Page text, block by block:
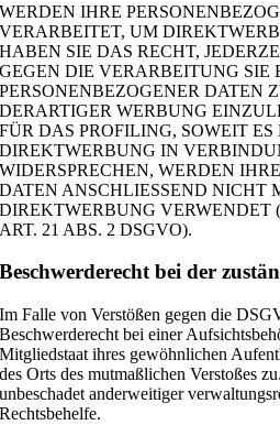
WERDEN IHRE
VERARBEITET, UM
HABEN SIE DAS RECHT,
GEGEN DIE VERARBEITUNG SIE
PERSONENBEZOGENER DATEN
DERARTIGER WERBUNG
FÜR DAS PROFILING, SOWEIT ES
DIREKTWERBUNG IN
WIDERSPRECHEN, WERDEN
DATEN ANSCHLIESSEND NICHT
DIREKTWERBUNG VERWENDET
ART. 21 ABS. 2 DSGVO).
Beschwerde­recht bei der
Im Falle von Verstößen gegen die
Beschwerderecht bei einer
Mitgliedstaat ihres gewöhnlichen
des Orts des mutmaßlichen Verstoßes
unbeschadet anderweitiger
Rechtsbehelfe.